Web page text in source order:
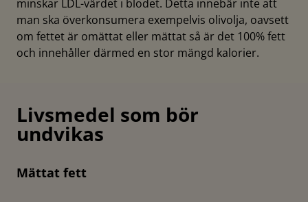
minskar LDL-värdet i blodet. Detta innebär inte att
man ska överkonsumera exempelvis olivolja, oavsett
om fettet är omättat eller mättat så är det 100% fett
och innehåller därmed en stor mängd kalorier.
Livsmedel som bör
undvikas
Mättat fett